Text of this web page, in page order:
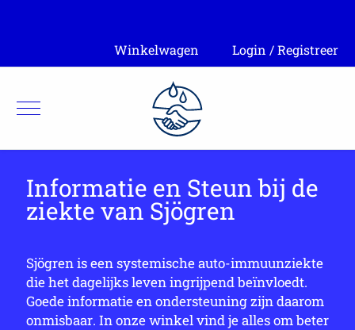
Winkelwagen Login / Registreer
Informatie en Steun bij de
ziekte van Sjögren
Sjögren is een systemische auto-immuunziekte
die het dagelijks leven ingrijpend beïnvloedt.
Goede informatie en ondersteuning zijn daarom
onmisbaar. In onze winkel vind je alles om beter